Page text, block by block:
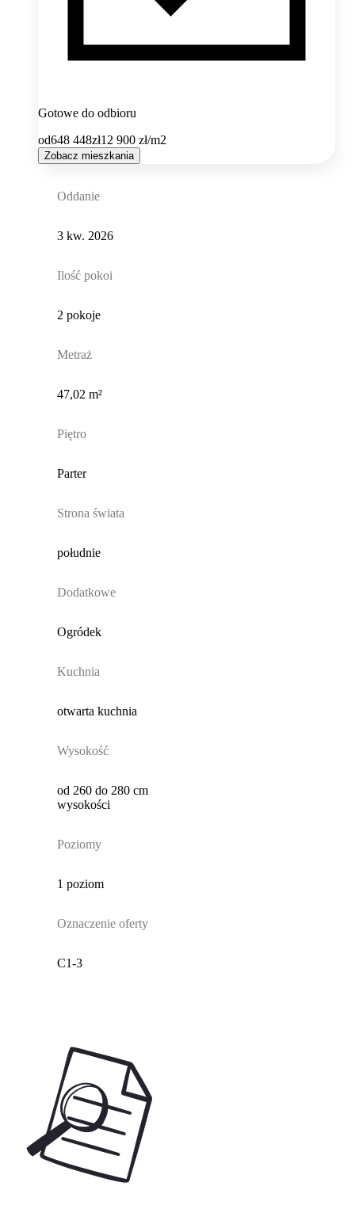
Gotowe do odbioru
od648 448zł12 900 zł/m2
Zobacz mieszkania
Oddanie
3 kw. 2026
Ilość pokoi
2 pokoje
Metraż
47,02 m²
Piętro
Parter
Strona świata
południe
Dodatkowe
Ogródek
Kuchnia
otwarta kuchnia
Wysokość
od 260 do 280 cm
wysokości
Poziomy
1 poziom
Oznaczenie oferty
C1-3